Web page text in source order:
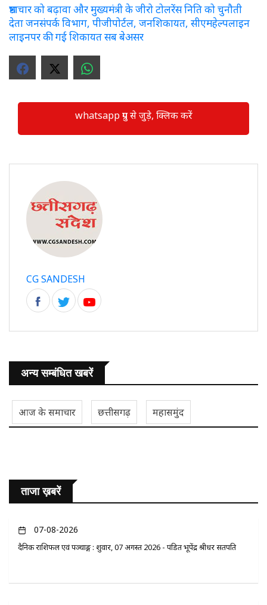
भ्रष्टाचार को बढ़ावा और मुख्यमंत्री के जीरो टोलरेंस निति को चुनौती
देता जनसंपर्क विभाग, पीजीपोर्टल, जनशिकायत, सीएमहेल्पलाइन
लाइनपर की गई शिकायत सब बेअसर
whatsapp ग्रुप से जुड़े, क्लिक करें
CG SANDESH
अन्य सम्बंधित खबरें
आज के समाचार छत्तीसगढ़ महासमुंद
ताजा ख़बरें
07-08-2026
दैनिक राशिफल एवं पञ्चाङ्ग : शुक्रवार, 07 अगस्त 2026 - पंडित भूपेंद्र श्रीधर सतपति